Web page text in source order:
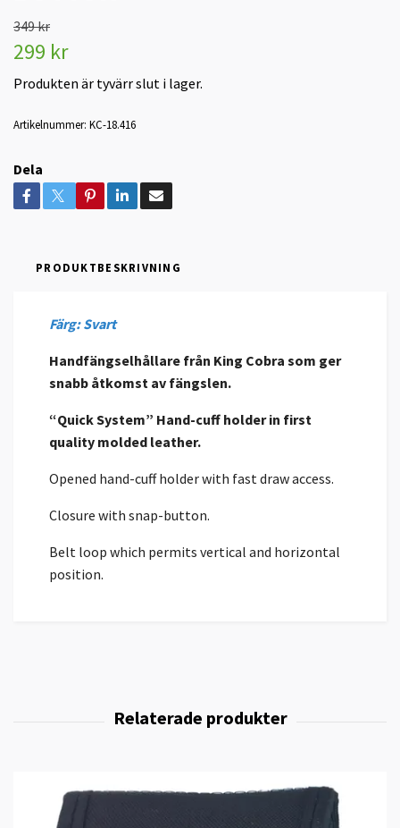
349 kr
299 kr
Produkten är tyvärr slut i lager.
Artikelnummer: KC-18.416
Dela
PRODUKTBESKRIVNING
Färg: Svart
Handfängselhållare från King Cobra som ger
snabb åtkomst av fängslen.
“Quick System” Hand-cuff holder in first
quality molded leather.
Opened hand-cuff holder with fast draw access.
Closure with snap-button.
Belt loop which permits vertical and horizontal
position.